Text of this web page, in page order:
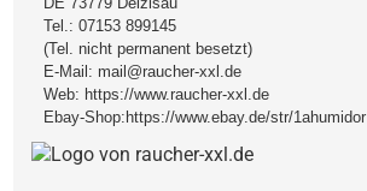
Tel.:07153 899145
(Tel. nicht permanent besetzt)
E-Mail: mail@raucher-xxl.de
Web: https://www.raucher-xxl.de
Ebay-Shop: https://www.ebay.de/str/1ahumidor